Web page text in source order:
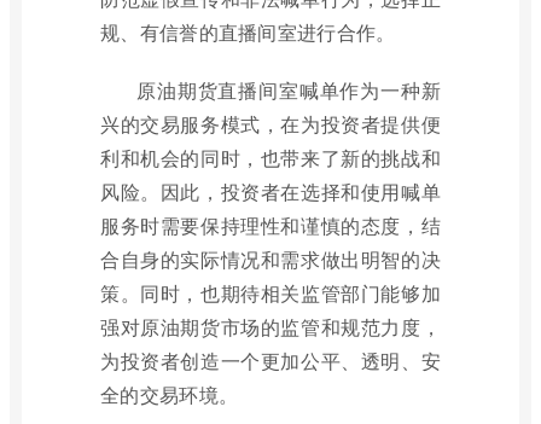
规、有信誉的直播间室进行合作。
原油期货直播间室喊单作为一种新
兴的交易服务模式，在为投资者提供便
利和机会的同时，也带来了新的挑战和
风险。因此，投资者在选择和使用喊单
服务时需要保持理性和谨慎的态度，结
合自身的实际情况和需求做出明智的决
策。同时，也期待相关监管部门能够加
强对原油期货市场的监管和规范力度，
为投资者创造一个更加公平、透明、安
全的交易环境。